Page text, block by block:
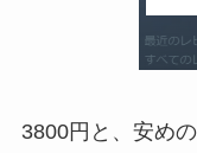
3800円と、安め